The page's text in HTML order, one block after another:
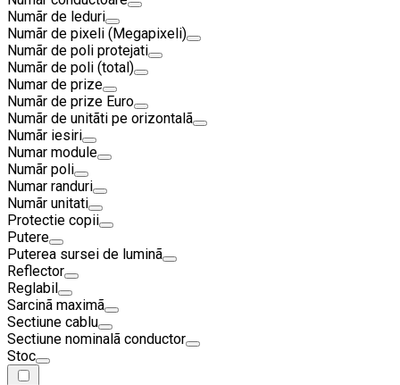
Numãr de leduri
Numãr de pixeli (Megapixeli)
Numãr de poli protejati
Numãr de poli (total)
Numar de prize
Numãr de prize Euro
Numãr de unitãti pe orizontalã
Numãr iesiri
Numar module
Numãr poli
Numar randuri
Numãr unitati
Protectie copii
Putere
Puterea sursei de luminã
Reflector
Reglabil
Sarcinã maximã
Sectiune cablu
Sectiune nominalã conductor
Stoc